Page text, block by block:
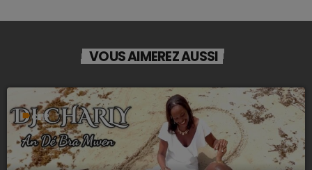
VOUS AIMEREZ AUSSI
labelCLIP